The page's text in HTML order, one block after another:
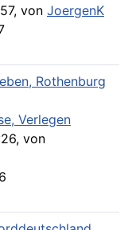
von JoergenK
Rothenburg
Verlegen
von